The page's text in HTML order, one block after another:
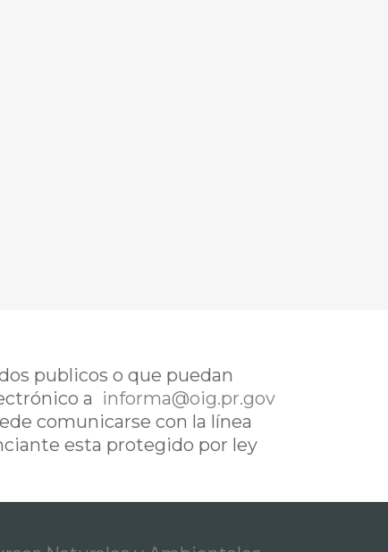
publicos o que puedan
a informa@oig.pr.gov
comunicarse con la línea
esta protegido por ley